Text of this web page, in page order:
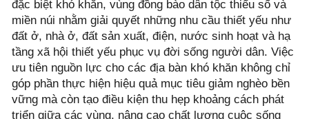
đặc biệt khó khăn, vùng đồng bào dân tộc thiểu số và
miền núi nhằm giải quyết những nhu cầu thiết yếu như
đất ở, nhà ở, đất sản xuất, điện, nước sinh hoạt và hạ
tầng xã hội thiết yếu phục vụ đời sống người dân. Việc
ưu tiên nguồn lực cho các địa bàn khó khăn không chỉ
góp phần thực hiện hiệu quả mục tiêu giảm nghèo bền
vững mà còn tạo điều kiện thu hẹp khoảng cách phát
triển giữa các vùng, nâng cao chất lượng cuộc sống